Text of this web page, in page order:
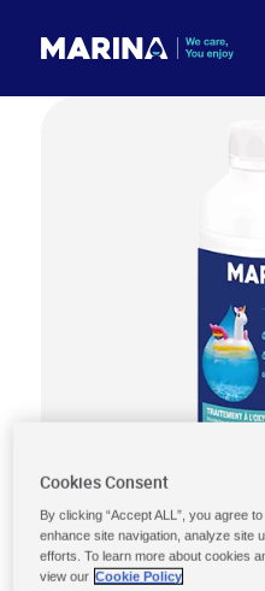
Cookies Consent
By clicking “Accept ALL”, you agree
enhance site navigation, analyze site
efforts. To learn more about cookies
view our Cookie Policy